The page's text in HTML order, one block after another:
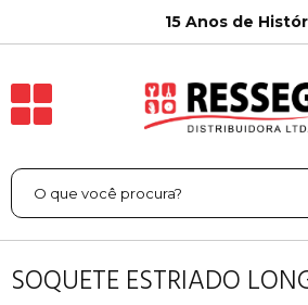
15 Anos de
SOQUETE ESTRIADO